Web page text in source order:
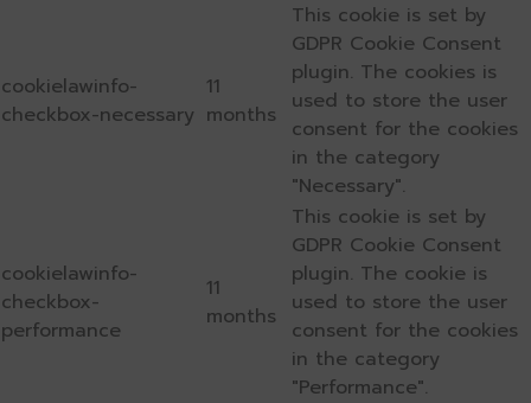
cookielawinfo-
checkbox-necessary
11
months
This cookie is set by
GDPR Cookie Consent
plugin. The cookies is
used to store the user
consent for the cookies
in the category
"Necessary".
cookielawinfo-
checkbox-
performance
11
months
This cookie is set by
GDPR Cookie Consent
plugin. The cookie is
used to store the user
consent for the cookies
in the category
"Performance".